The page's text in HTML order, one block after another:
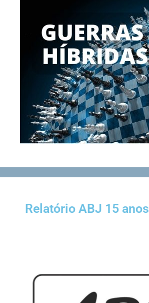
Relatório ABJ 15 anos